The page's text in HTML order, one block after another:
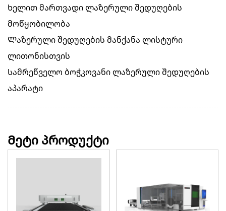
Ხელით მართვადი ლაზერული შედუღების
მოწყობილობა
Ლაზერული შედუღების მანქანა ლისტური
ლითონისთვის
Სამრეწველო ბოჭკოვანი ლაზერული შედუღების
აპარატი
Მეტი პროდუქტი